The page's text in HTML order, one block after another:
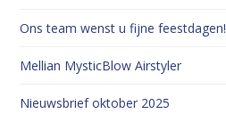
Ons team wenst u fijne feestdagen!
Mellian MysticBlow Airstyler
Nieuwsbrief oktober 2025